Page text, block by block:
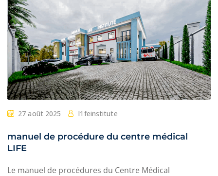
27 août 2025 l1feinstitute
manuel de procédure du centre médical
LIFE
Le manuel de procédures du Centre Médical